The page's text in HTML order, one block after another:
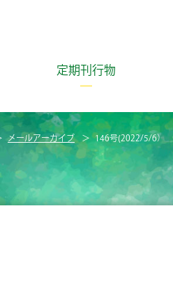
定期刊行物
メールアーカイブ 146号(2022/5/6）